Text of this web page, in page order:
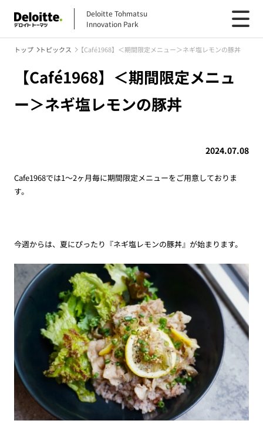
Deloitte Tohmatsu
Innovation Park
トップ トピックス 【Café1968】＜期間限定メニュー＞ネギ塩レモンの豚丼
【Café1968】＜期間限定メニュ
ー＞ネギ塩レモンの豚丼
2024.07.08
Cafe1968では1～2ヶ月毎に期間限定メニューをご用意しておりま
す。
今週からは、夏にぴったり『ネギ塩レモンの豚丼』が始まります。